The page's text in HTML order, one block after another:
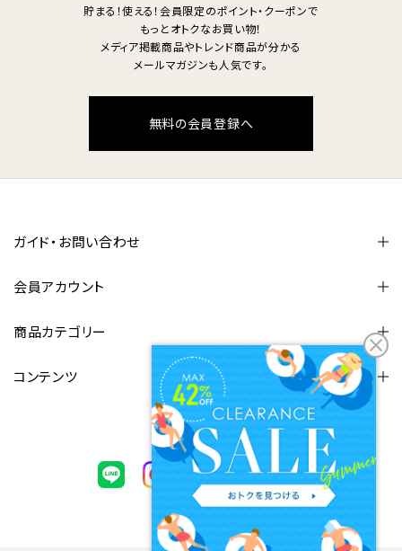
貯まる！使える！会員限定のポイント・クーポンで
もっとオトクなお買い物！
メディア掲載商品やトレンド商品が分かる
メールマガジンも人気です。
無料の会員登録へ
ガイド・お問い合わせ
会員アカウント
商品カテゴリー
コンテンツ
FOLLOW US